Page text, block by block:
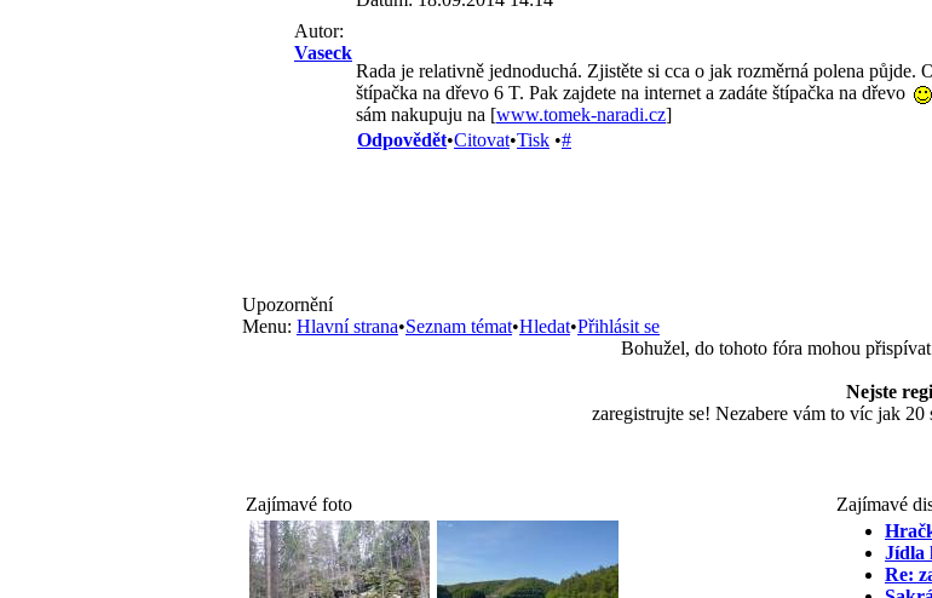
Autor:
Vaseck
Rada je relativně jednoduchá. Zjistěte si cca o jak rozměrná polena
štípačka na dřevo 6 T. Pak zajdete na internet a zadáte štípačka na dřevo
sám nakupuju na [www.tomek-naradi.cz]
Odpovědět•Citovat•Tisk •#
Upozornění
Menu: Hlavní strana•Seznam témat•Hledat•Přihlásit se
Bohužel, do tohoto fóra mohou
Nejste
zaregistrujte se! Nezabere vám to víc jak
Zajímavé foto Zajímavé
Jídla
Re: